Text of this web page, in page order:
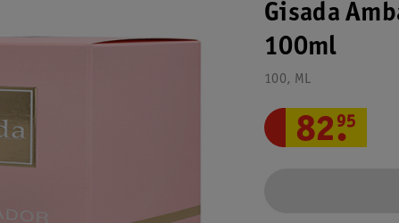
Gisada
100ml
100, ML
82.
95